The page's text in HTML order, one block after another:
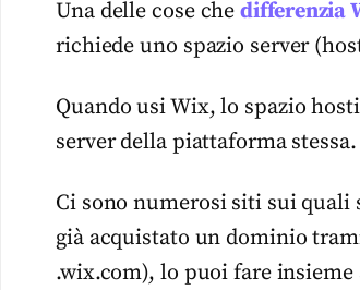
Una delle cose chedifferenzia
richiede uno spazio server
Quando usi Wix, lo spazio
server della piattaforma stessa.
Ci sono numerosi siti sui quali
già acquistato un dominio
.wix.com), lo puoi fare insieme